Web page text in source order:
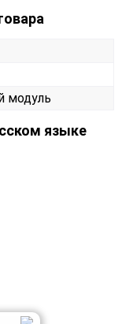
модуль
языке